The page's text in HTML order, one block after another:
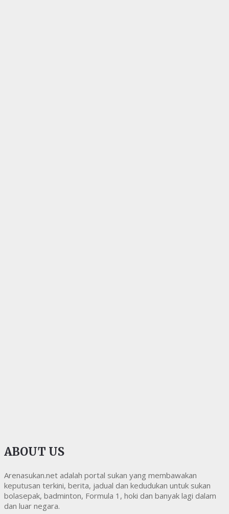
ABOUT US
Arenasukan.net adalah portal sukan yang membawakan
keputusan terkini, berita, jadual dan kedudukan untuk sukan
bolasepak, badminton, Formula 1, hoki dan banyak lagi dalam
dan luar negara.